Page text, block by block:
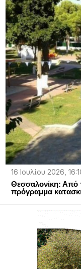
16 Ιουλίου 2026,
Θεσσαλονίκη: Από
πρόγραμμα